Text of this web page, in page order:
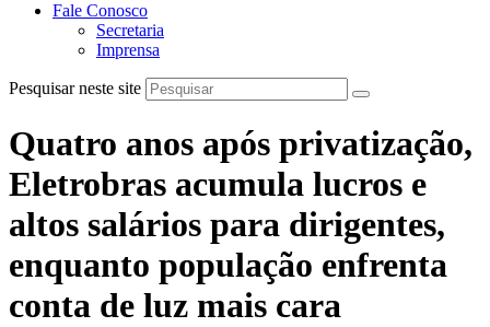
Fale Conosco
Secretaria
Imprensa
Pesquisar neste site
Quatro anos após privatização,
Eletrobras acumula lucros e
altos salários para dirigentes,
enquanto população enfrenta
conta de luz mais cara